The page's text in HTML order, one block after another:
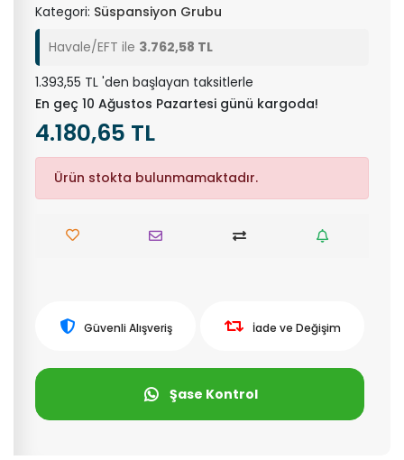
Kategori: Süspansiyon Grubu
Havale/EFT ile 3.762,58 TL
1.393,55 TL 'den başlayan taksitlerle
En geç 10 Ağustos Pazartesi günü kargoda!
4.180,65 TL
Ürün stokta bulunmamaktadır.
Güvenli Alışveriş İade ve Değişim
Şase Kontrol